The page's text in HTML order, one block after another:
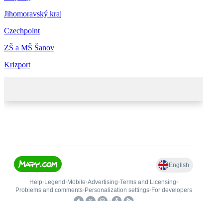
Jihomoravský kraj
Czechpoint
ZŠ a MŠ Šanov
Krizport